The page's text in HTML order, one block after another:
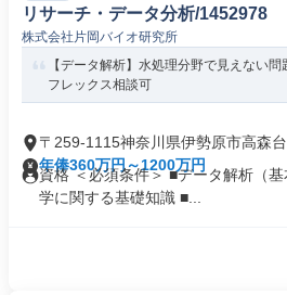
リサーチ・データ分析/1452978
株式会社片岡バイオ研究所
【データ解析】水処理分野で見えない
フレックス相談可
〒259-1115神奈川県伊勢原市高森台
年俸360万円～1200万円
資格 ＜必須条件＞ ■データ解析（
学に関する基礎知識 ■...